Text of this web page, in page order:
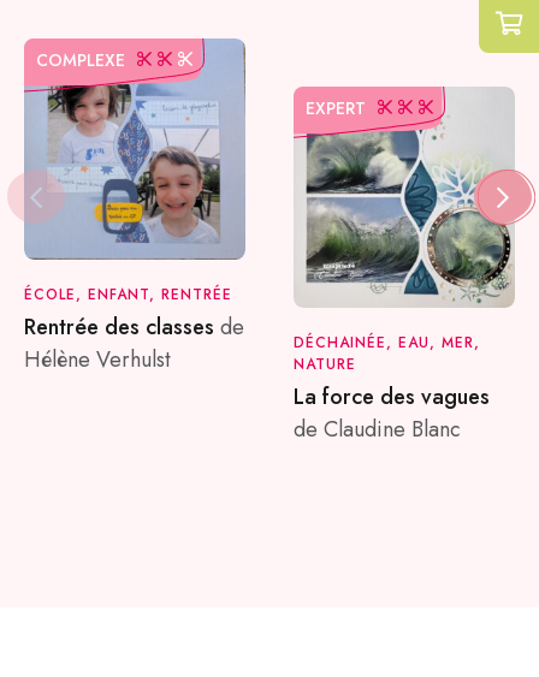
COMPLEXE
ÉCOLE, ENFANT, RENTRÉE
Rentrée des classes de
Hélène Verhulst
EXPERT
DÉCHAINÉE, EAU, MER,
NATURE
La force des vagues
de Claudine Blanc